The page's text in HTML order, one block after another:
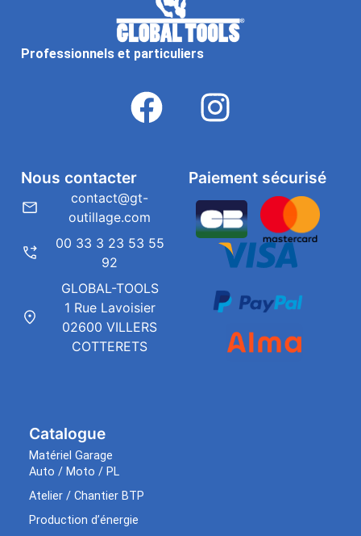
Professionnels et particuliers
Catalogue
Matériel Garage
Auto / Moto / PL
Atelier / Chantier BTP
Production d’énergie
Paiement sécurisé
Nous contacter
contact@gt-
outillage.com
00 33 3 23 53 55
92
GLOBAL-TOOLS
1 Rue Lavoisier
02600 VILLERS
COTTERETS